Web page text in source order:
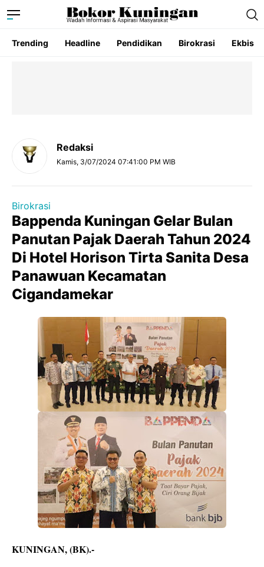
Trending Headline Pendidikan Birokrasi Ekbis
Redaksi
Kamis, 3/07/2024 07:41:00 PM WIB
Birokrasi
Bappenda Kuningan Gelar Bulan
Panutan Pajak Daerah Tahun 2024
Di Hotel Horison Tirta Sanita Desa
Panawuan Kecamatan
Cigandamekar
KUNINGAN, (BK).-